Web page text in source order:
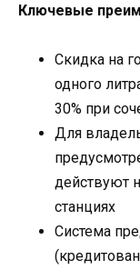
Ключевые
Скидка на
одного
30% при
Для
действуют
станциях
Система